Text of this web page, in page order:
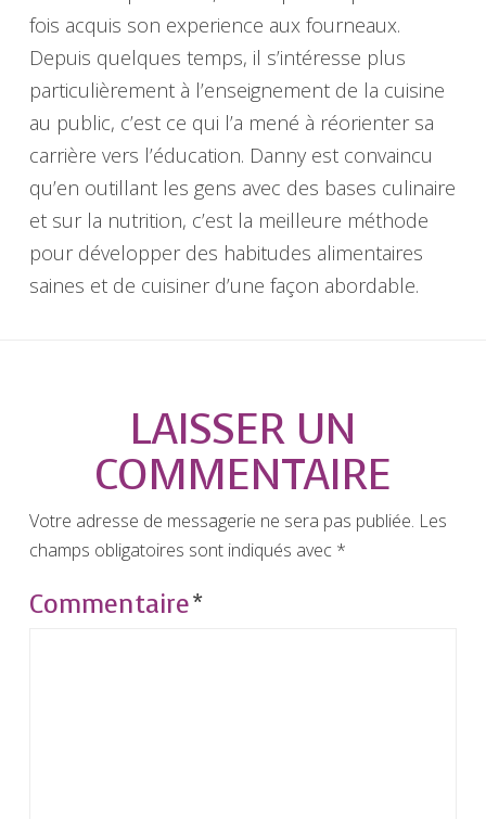
fois acquis son experience aux fourneaux.
Depuis quelques temps, il s’intéresse plus
particulièrement à l’enseignement de la cuisine
au public, c’est ce qui l’a mené à réorienter sa
carrière vers l’éducation. Danny est convaincu
qu’en outillant les gens avec des bases culinaire
et sur la nutrition, c’est la meilleure méthode
pour développer des habitudes alimentaires
saines et de cuisiner d’une façon abordable.
LAISSER UN
COMMENTAIRE
Votre adresse de messagerie ne sera pas publiée. Les
champs obligatoires sont indiqués avec *
Commentaire*